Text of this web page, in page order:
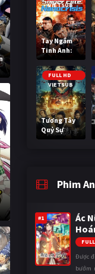
VIETSUB
Tay Ngắm
Tinh Anh:
Nguy Cơ
Nano
FULL HD
VIETSUB
Tương Tây
Quỷ Sự
Phim
#1
Ác
Được
bướm